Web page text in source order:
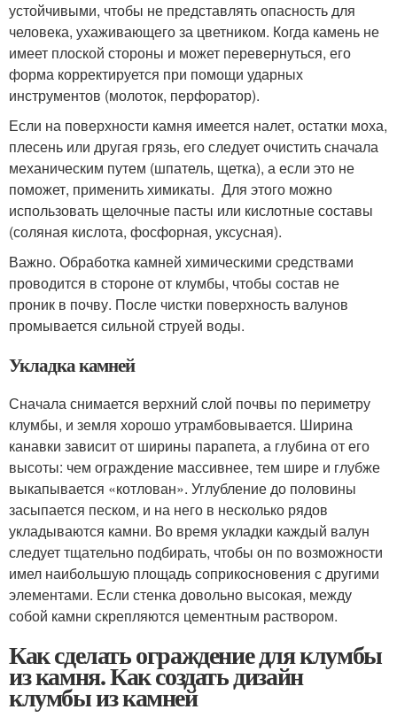
устойчивыми, чтобы не представлять опасность для
человека, ухаживающего за цветником. Когда камень не
имеет плоской стороны и может перевернуться, его
форма корректируется при помощи ударных
инструментов (молоток, перфоратор).
Если на поверхности камня имеется налет, остатки моха,
плесень или другая грязь, его следует очистить сначала
механическим путем (шпатель, щетка), а если это не
поможет, применить химикаты. Для этого можно
использовать щелочные пасты или кислотные составы
(соляная кислота, фосфорная, уксусная).
Важно. Обработка камней химическими средствами
проводится в стороне от клумбы, чтобы состав не
проник в почву. После чистки поверхность валунов
промывается сильной струей воды.
Укладка камней
Сначала снимается верхний слой почвы по периметру
клумбы, и земля хорошо утрамбовывается. Ширина
канавки зависит от ширины парапета, а глубина от его
высоты: чем ограждение массивнее, тем шире и глубже
выкапывается «котлован». Углубление до половины
засыпается песком, и на него в несколько рядов
укладываются камни. Во время укладки каждый валун
следует тщательно подбирать, чтобы он по возможности
имел наибольшую площадь соприкосновения с другими
элементами. Если стенка довольно высокая, между
собой камни скрепляются цементным раствором.
Как сделать ограждение для клумбы
из камня. Как создать дизайн
клумбы из камней